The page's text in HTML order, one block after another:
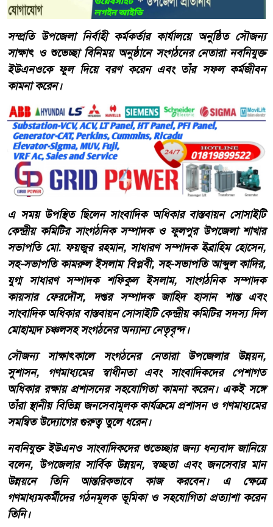
সম্প্রতি উপজেলা নির্বাহী কর্মকর্তার কার্যালয়ে অনুষ্ঠিত সৌজন্য
সাক্ষাৎ ও শুভেচ্ছা বিনিময় অনুষ্ঠানে সংগঠনের নেতারা নবনিযুক্ত
ইউএনওকে ফুল দিয়ে বরণ করেন এবং তাঁর সফল কর্মজীবন
কামনা করেন।
এ সময় উপস্থিত ছিলেন সাংবাদিক অধিকার বাস্তবায়ন সোসাইটি
কেন্দ্রীয় কমিটির সাংগঠনিক সম্পাদক ও ফুলপুর উপজেলা শাখার
সভাপতি মো. ফয়জুর রহমান, সাধারণ সম্পাদক ইব্রাহিম হোসেন,
সহ-সভাপতি কামরুল ইসলাম বিপ্লবী, সহ-সভাপতি আব্দুল কাদির,
যুগ্ম সাধারণ সম্পাদক শফিকুল ইসলাম, সাংগঠনিক সম্পাদক
কায়সার ফেরদৌস, দপ্তর সম্পাদক জাহিদ হাসান শান্ত এবং
সাংবাদিক অধিকার বাস্তবায়ন সোসাইটি কেন্দ্রীয় কমিটির সদস্য দিল
মোহাম্মদ চঞ্চলসহ সংগঠনের অন্যান্য নেতৃবৃন্দ।
সৌজন্য সাক্ষাৎকালে সংগঠনের নেতারা উপজেলার উন্নয়ন,
সুশাসন, গণমাধ্যমের স্বাধীনতা এবং সাংবাদিকদের পেশাগত
অধিকার রক্ষায় প্রশাসনের সহযোগিতা কামনা করেন। একই সঙ্গে
তাঁরা স্থানীয় বিভিন্ন জনসেবামূলক কার্যক্রমে প্রশাসন ও গণমাধ্যমের
সমন্বিত উদ্যোগের গুরুত্ব তুলে ধরেন।
নবনিযুক্ত ইউএনও সাংবাদিকদের শুভেচ্ছার জন্য ধন্যবাদ জানিয়ে
বলেন, উপজেলার সার্বিক উন্নয়ন, স্বচ্ছতা এবং জনসেবার মান
উন্নয়নে তিনি আন্তরিকভাবে কাজ করবেন। এ ক্ষেত্রে
গণমাধ্যমকর্মীদের গঠনমূলক ভূমিকা ও সহযোগিতা প্রত্যাশা করেন
তিনি।